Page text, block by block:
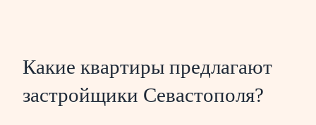
Какие квартиры предлагают
застройщики Севастополя?